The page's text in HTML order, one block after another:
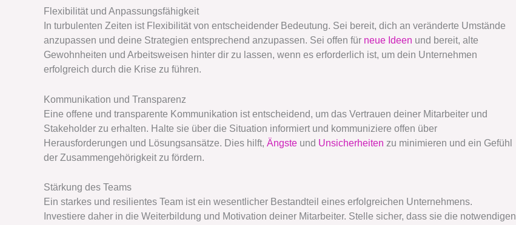
Flexibilität und Anpassungsfähigkeit
In turbulenten Zeiten ist Flexibilität von entscheidender Bedeutung. Sei bereit, dich an veränderte Umstände
anzupassen und deine Strategien entsprechend anzupassen. Sei offen für neue Ideen und bereit, alte
Gewohnheiten und Arbeitsweisen hinter dir zu lassen, wenn es erforderlich ist, um dein Unternehmen
erfolgreich durch die Krise zu führen.
Kommunikation und Transparenz
Eine offene und transparente Kommunikation ist entscheidend, um das Vertrauen deiner Mitarbeiter und
Stakeholder zu erhalten. Halte sie über die Situation informiert und kommuniziere offen über
Herausforderungen und Lösungsansätze. Dies hilft, Ängste und Unsicherheiten zu minimieren und ein Gefühl
der Zusammengehörigkeit zu fördern.
Stärkung des Teams
Ein starkes und resilientes Team ist ein wesentlicher Bestandteil eines erfolgreichen Unternehmens.
Investiere daher in die Weiterbildung und Motivation deiner Mitarbeiter. Stelle sicher, dass sie die notwendigen